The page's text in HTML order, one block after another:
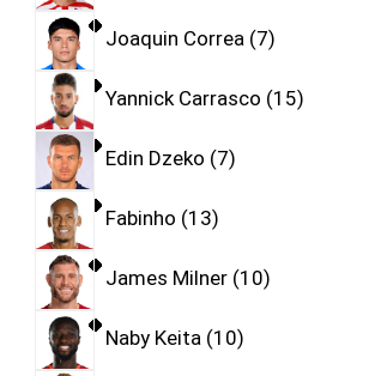
Joaquin Correa 7
Yannick Carrasco 15
Edin Dzeko 7
Fabinho 13
James Milner 10
Naby Keita 10